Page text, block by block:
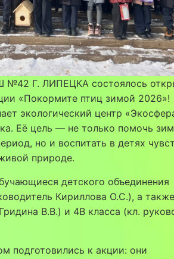
Г. ЛИПЕЦКА состоялось
«Покормите птиц зимой 2026»!
экологический центр
Её цель — не только помочь
но и воспитать в детях
природе.
детского объединения
Кириллова О.С.), а
В.В.) и 4В класса (кл.
подготовились к акции: они